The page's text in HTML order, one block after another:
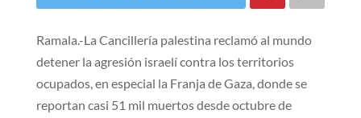
Ramala.-La Cancillería palestina reclamó al mundo
detener la agresión israelí contra los territorios
ocupados, en especial la Franja de Gaza, donde se
reportan casi 51 mil muertos desde octubre de